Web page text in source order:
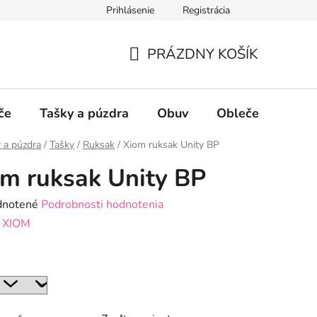
Prihlásenie Registrácia
KOŠÍK
PRÁZDNY KOŠÍK
Tašky a púzdra Obuv Oblečenie
a púzdra / Tašky / Ruksak / Xiom ruksak Unity BP
ruksak Unity BP
Podrobnosti hodnotenia
XIOM